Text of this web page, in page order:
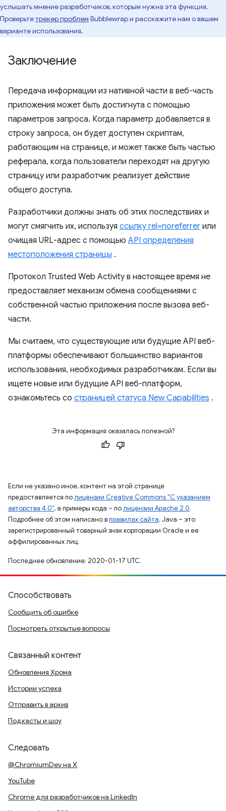
услышать мнение разработчиков, которым нужна эта функция.
Проверьтетрекер проблем Bubblewrap и расскажите нам о вашем
варианте использования.
Заключение
Передача информации из нативной части в веб-часть
приложения может быть достигнута с помощью
параметров запроса. Когда параметр добавляется в
строку запроса, он будет доступен скриптам,
работающим на странице, и может также быть частью
реферала, когда пользователи переходят на другую
страницу или разработчик реализует действие
общего доступа.
Разработчики должны знать об этих последствиях и
могут смягчить их, используя ссылку rel=noreferrer или
очищая URL-адрес с помощью API определения
местоположения страницы .
Протокол Trusted Web Activity в настоящее время не
предоставляет механизм обмена сообщениями с
собственной частью приложения после вызова веб-
части.
Мы считаем, что существующие или будущие API веб-
платформы обеспечивают большинство вариантов
использования, необходимых разработчикам. Если вы
ищете новые или будущие API веб-платформ,
ознакомьтесь со страницей статуса New Capabilities .
Эта информация оказалась полезной?
Если не указано иное, контент на этой странице
предоставляется полицензии Creative Commons "С указанием
авторства 4.0", а примеры кода – полицензии Apache 2.0.
Подробнее об этом написано вправилах сайта. Java – это
зарегистрированный товарный знак корпорации Oracle и ее
аффилированных лиц.
Последнее обновление: 2020-01-17 UTC.
Способствовать
Сообщить об ошибке
Посмотреть открытые вопросы
Связанный контент
Обновления Хрома
Истории успеха
Отправить в архив
Подкасты и шоу
Следовать
@ChromiumDev на X
YouTube
Chrome для разработчиков на LinkedIn